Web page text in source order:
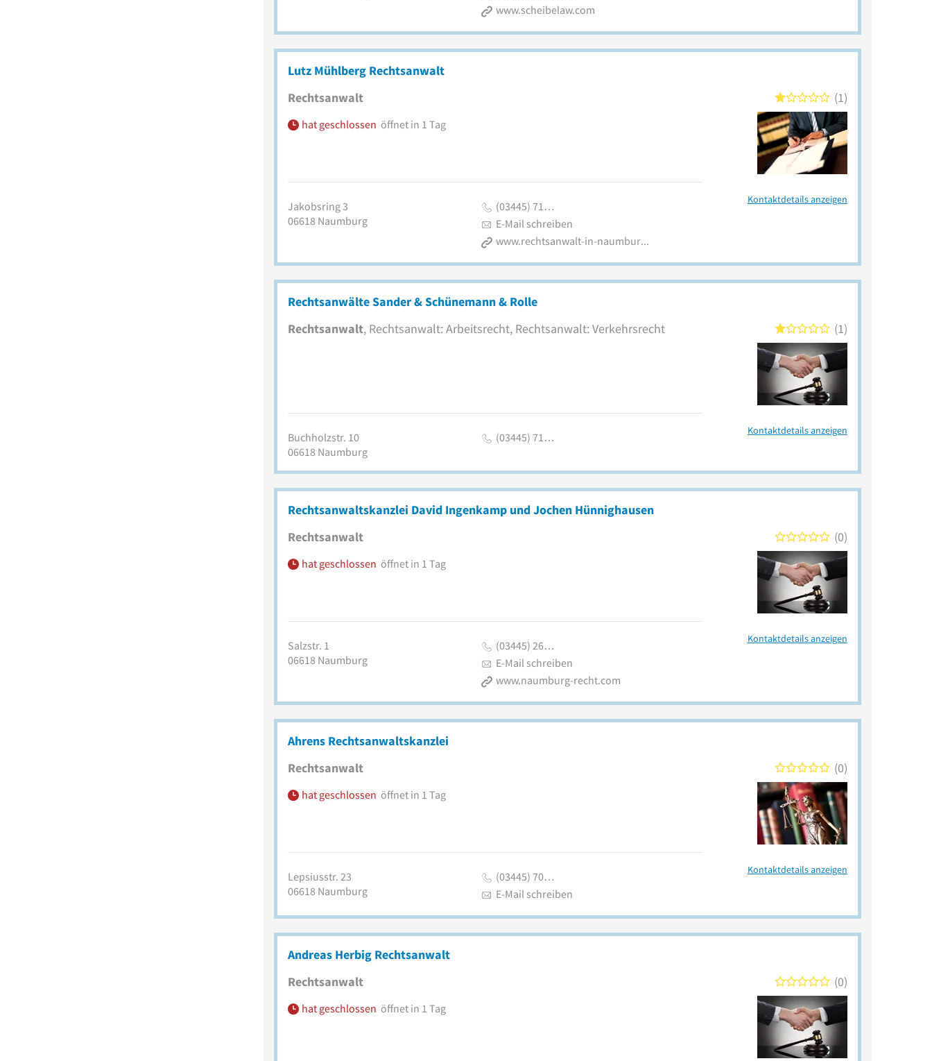
www.scheibelaw.com
Lutz Mühlberg Rechtsanwalt
Rechtsanwalt
hat geschlossen öffnet in 1 Tag
1
Jakobsring 3
06618 Naumburg
(03445) 71…
E-Mail schreiben
www.rechtsanwalt-in-naumburg.de
Kontaktdetails anzeigen
Rechtsanwälte Sander & Schünemann & Rolle
Rechtsanwalt, Rechtsanwalt: Arbeitsrecht, Rechtsanwalt: Verkehrsrecht 1
Buchholzstr. 10
06618 Naumburg
(03445) 71… Kontaktdetails anzeigen
​Rechtsanwaltskanzlei David Ingenkamp und Jochen Hünnighausen​
Rechtsanwalt
hat geschlossen öffnet in 1 Tag
0
Salzstr. 1
06618 Naumburg
(03445) 26…
E-Mail schreiben
www.naumburg-recht.com
Kontaktdetails anzeigen
Ahrens Rechtsanwaltskanzlei
Rechtsanwalt
hat geschlossen öffnet in 1 Tag
0
Lepsiusstr. 23
06618 Naumburg
(03445) 70…
E-Mail schreiben
Kontaktdetails anzeigen
Andreas Herbig Rechtsanwalt
Rechtsanwalt
hat geschlossen öffnet in 1 Tag
0